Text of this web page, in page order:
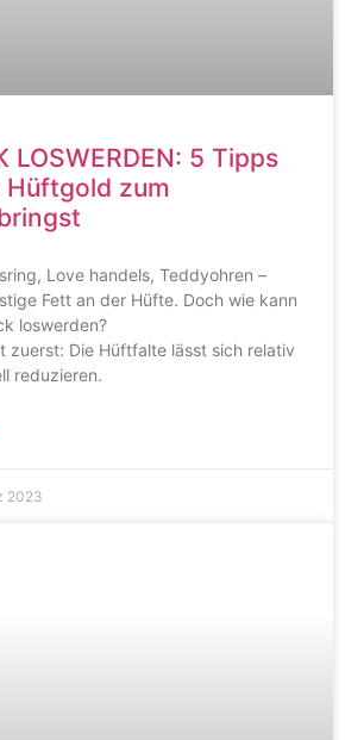
LOSWERDEN: 5 Tipps
Hüftgold zum
Love handels, Teddyohren –
Fett an der Hüfte. Doch wie kann
loswerden?
zuerst: Die Hüftfalte lässt sich relativ
reduzieren.
2023